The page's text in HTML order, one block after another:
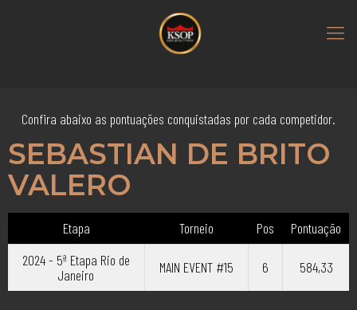
Confira abaixo as pontuações conquistadas por cada competidor.
SEBASTIAN DE BRITO
VALERO
Etapa Torneio Pos
Pontuação
2024 - 5ª Etapa Rio de
Janeiro
MAIN EVENT #15 6 584,33